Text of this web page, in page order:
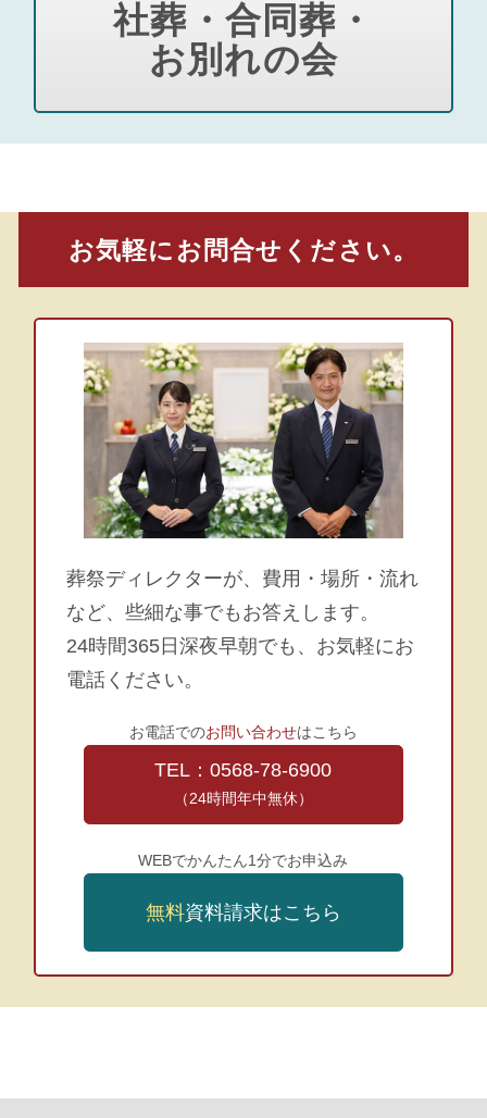
社葬・合同葬・
お別れの会
お気軽にお問合せください。
葬祭ディレクターが、費用・場所・流れ
など、些細な事でもお答えします。
24時間365日深夜早朝でも、お気軽にお
電話ください。
お電話でのお問い合わせはこちら
TEL：0568-78-6900
（24時間年中無休）
WEBでかんたん1分でお申込み
無料資料請求はこちら